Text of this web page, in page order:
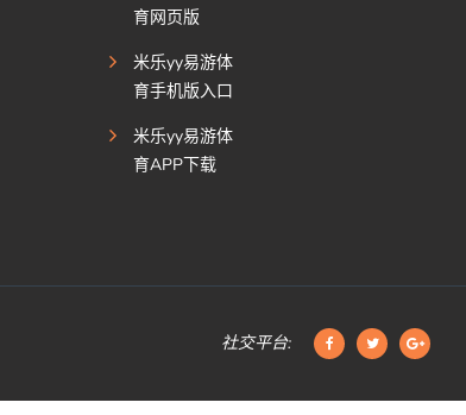
育网页版
米乐yy易游体
育手机版入口
米乐yy易游体
育APP下载
社交平台: